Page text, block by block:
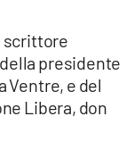
scrittore
presidente
Ventre, e del
Libera, don